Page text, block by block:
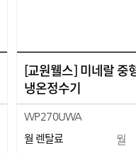
[교원웰스] 미네랄 중
냉온정수기
WP270UWA
월 렌탈료 월